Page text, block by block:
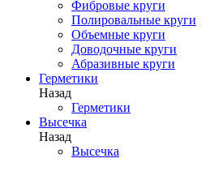
Фибровые круги
Полировальные круги
Объемные круги
Доводочные круги
Абразивные круги
Герметики
Назад
Герметики
Высечка
Назад
Высечка